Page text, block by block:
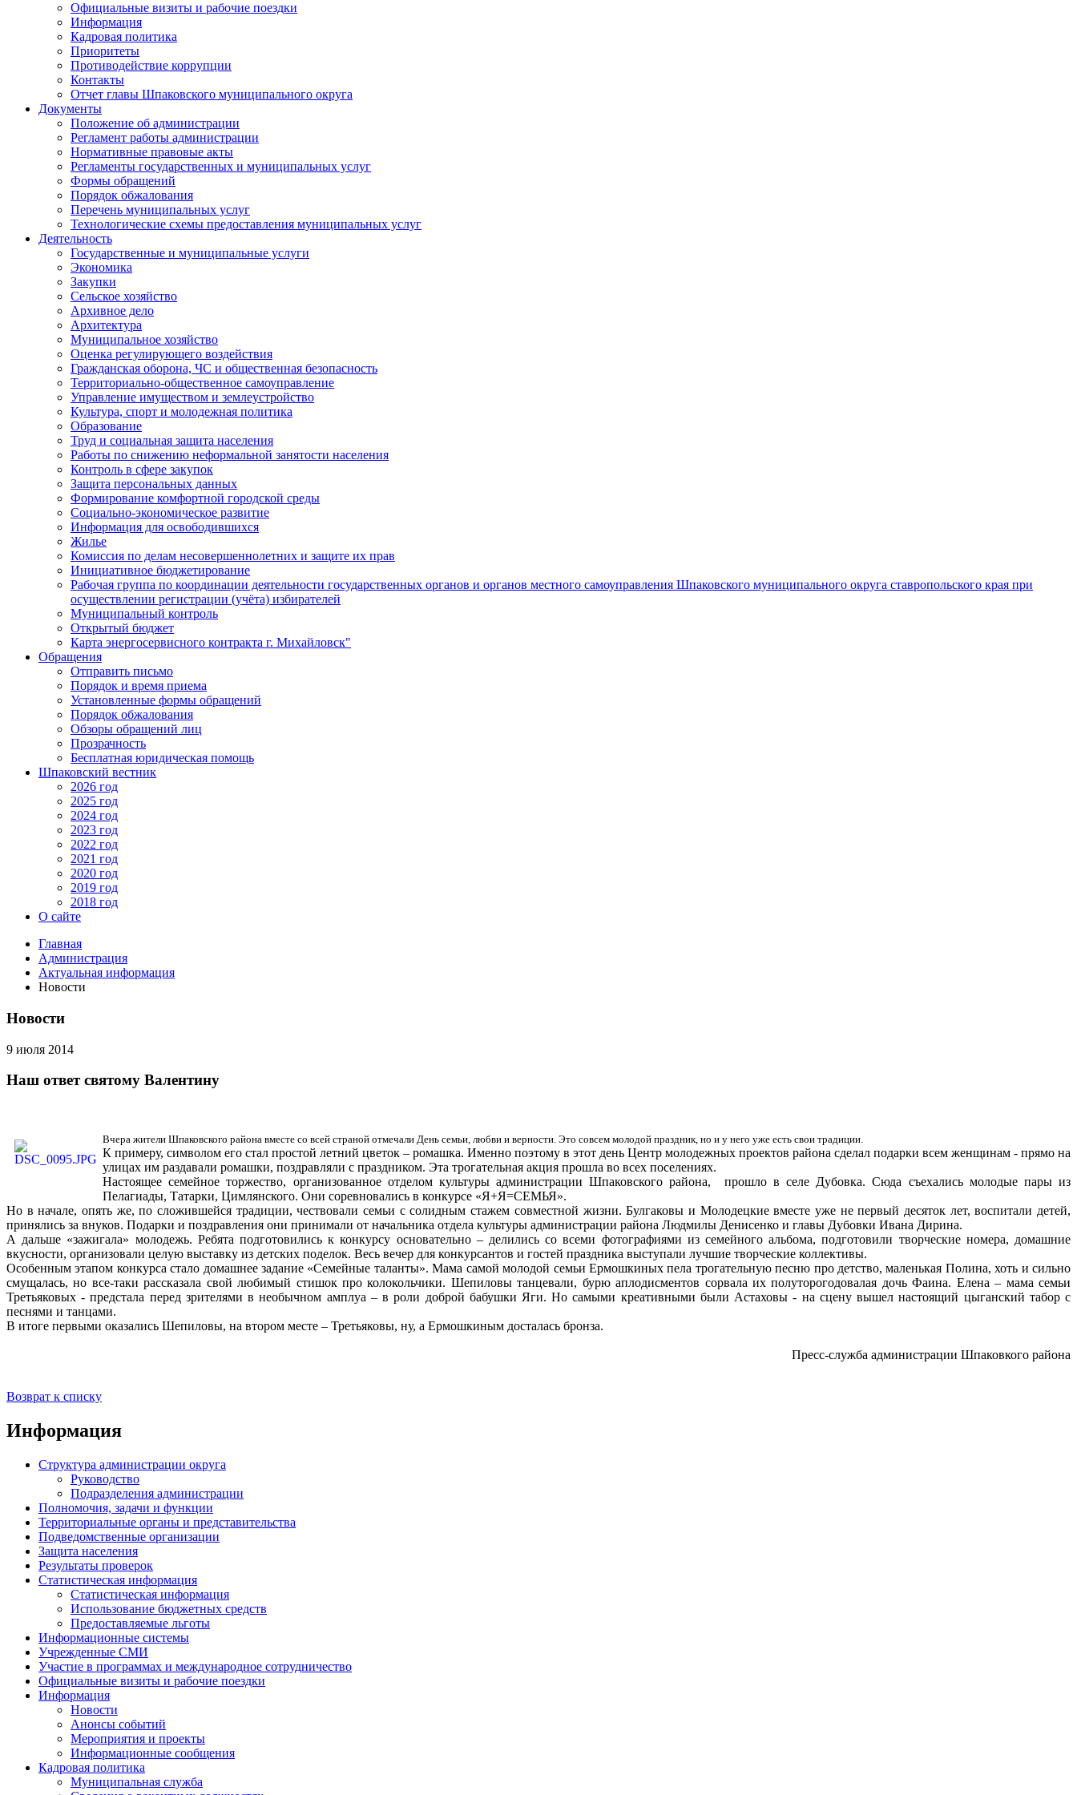
Официальные визиты и рабочие поездки
Информация
Кадровая политика
Приоритеты
Противодействие коррупции
Контакты
Отчет главы Шпаковского муниципального округа
Документы
Положение об администрации
Регламент работы администрации
Нормативные правовые акты
Регламенты государственных и муниципальных услуг
Формы обращений
Порядок обжалования
Перечень муниципальных услуг
Технологические схемы предоставления муниципальных услуг
Деятельность
Государственные и муниципальные услуги
Экономика
Закупки
Сельское хозяйство
Архивное дело
Архитектура
Муниципальное хозяйство
Оценка регулирующего воздействия
Гражданская оборона, ЧС и общественная безопасность
Территориально-общественное самоуправление
Управление имуществом и землеустройство
Культура, спорт и молодежная политика
Образование
Труд и социальная защита населения
Работы по снижению неформальной занятости населения
Контроль в сфере закупок
Защита персональных данных
Формирование комфортной городской среды
Социально-экономическое развитие
Информация для освободившихся
Жилье
Комиссия по делам несовершеннолетних и защите их прав
Инициативное бюджетирование
Рабочая группа по координации деятельности государственных органов и органов местного самоуправления Шпаковского муниципального округа ставропольского края при
осуществлении регистрации (учёта) избирателей
Муниципальный контроль
Открытый бюджет
Карта энергосервисного контракта г. Михайловск"
Обращения
Отправить письмо
Порядок и время приема
Установленные формы обращений
Порядок обжалования
Обзоры обращений лиц
Прозрачность
Бесплатная юридическая помощь
Шпаковский вестник
2026 год
2025 год
2024 год
2023 год
2022 год
2021 год
2020 год
2019 год
2018 год
О сайте
Главная
Администрация
Актуальная информация
Новости
Новости
9 июля 2014
Наш ответ святому Валентину
Вчера жители Шпаковского района вместе со всей страной отмечали День семьи, любви и верности. Это совсем молодой праздник, но и у него уже есть свои традиции.
К примеру, символом его стал простой летний цветок – ромашка. Именно поэтому в этот день Центр молодежных проектов района сделал подарки всем женщинам - прямо на
улицах им раздавали ромашки, поздравляли с праздником. Эта трогательная акция прошла во всех поселениях.
Настоящее семейное торжество, организованное отделом культуры администрации Шпаковского района, прошло в селе Дубовка. Сюда съехались молодые пары из
Пелагиады, Татарки, Цимлянского. Они соревновались в конкурсе «Я+Я=СЕМЬЯ».
Но в начале, опять же, по сложившейся традиции, чествовали семьи с солидным стажем совместной жизни. Булгаковы и Молодецкие вместе уже не первый десяток лет, воспитали детей,
принялись за внуков. Подарки и поздравления они принимали от начальника отдела культуры администрации района Людмилы Денисенко и главы Дубовки Ивана Дирина.
А дальше «зажигала» молодежь. Ребята подготовились к конкурсу основательно – делились со всеми фотографиями из семейного альбома, подготовили творческие номера, домашние
вкусности, организовали целую выставку из детских поделок. Весь вечер для конкурсантов и гостей праздника выступали лучшие творческие коллективы.
Особенным этапом конкурса стало домашнее задание «Семейные таланты». Мама самой молодой семьи Ермошкиных пела трогательную песню про детство, маленькая Полина, хоть и сильно
смущалась, но все-таки рассказала свой любимый стишок про колокольчики. Шепиловы танцевали, бурю аплодисментов сорвала их полуторогодовалая дочь Фаина. Елена – мама семьи
Третьяковых - предстала перед зрителями в необычном амплуа – в роли доброй бабушки Яги. Но самыми креативными были Астаховы - на сцену вышел настоящий цыганский табор с
песнями и танцами.
В итоге первыми оказались Шепиловы, на втором месте – Третьяковы, ну, а Ермошкиным досталась бронза.
Пресс-служба администрации Шпаковкого района
Возврат к списку
Информация
Структура администрации округа
Руководство
Подразделения администрации
Полномочия, задачи и функции
Территориальные органы и представительства
Подведомственные организации
Защита населения
Результаты проверок
Статистическая информация
Статистическая информация
Использование бюджетных средств
Предоставляемые льготы
Информационные системы
Учрежденные СМИ
Участие в программах и международное сотрудничество
Официальные визиты и рабочие поездки
Информация
Новости
Анонсы событий
Мероприятия и проекты
Информационные сообщения
Кадровая политика
Муниципальная служба